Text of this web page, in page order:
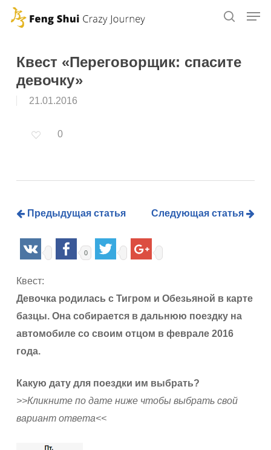
Skip
contentКвест «Переговорщик: спасите
девочку»
21.01.2016
0
Предыдущая статья Следующая статья
0
Квест:
Девочка родилась с Тигром и Обезьяной в карте
базцы. Она собирается в дальнюю поездку на
автомобиле со своим отцом в феврале 2016
года.
Какую дату для поездки им выбрать?
>>Кликните по дате ниже чтобы выбрать свой
вариант ответа<<